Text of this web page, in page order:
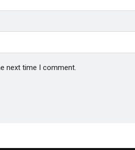
next time I comment.